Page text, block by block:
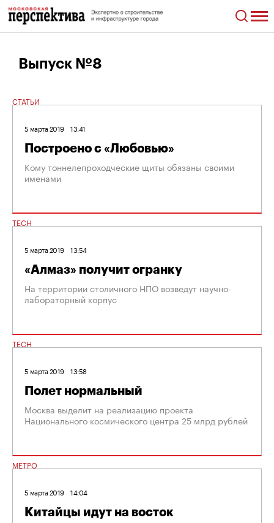
Выпуск №8
СТАТЬИ
5 марта 2019 13:41
Построено с «Любовью»
Кому тоннелепроходческие щиты обязаны своими
именами
TECH
5 марта 2019 13:54
«Алмаз» получит огранку
На территории столичного НПО возведут научно-
лабораторный корпус
TECH
5 марта 2019 13:58
Полет нормальный
Москва выделит на реализацию проекта
Национального космического центра 25 млрд рублей
МЕТРО
5 марта 2019 14:04
Китайцы идут на восток